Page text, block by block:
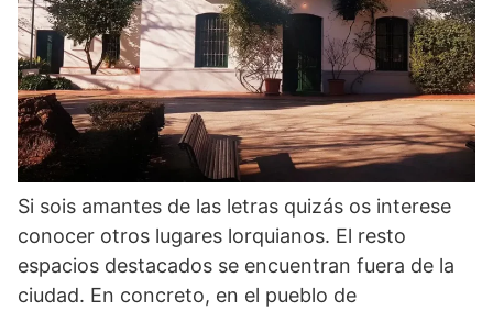
Si sois amantes de las letras quizás os interese
conocer otros lugares lorquianos. El resto
espacios destacados se encuentran fuera de la
ciudad. En concreto, en el pueblo de